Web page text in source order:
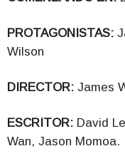
PROTAGONISTAS:
Wilson
DIRECTOR: James
ESCRITOR: David
Wan, Jason Momoa.